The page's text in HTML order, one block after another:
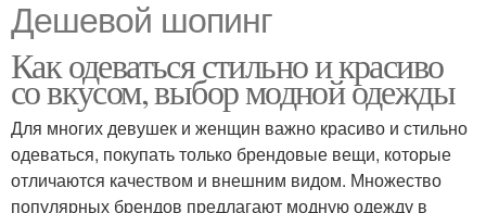
Дешевой шопинг
Как одеваться стильно и красиво
со вкусом, выбор модной одежды
Для многих девушек и женщин важно красиво и стильно
одеваться, покупать только брендовые вещи, которые
отличаются качеством и внешним видом. Множество
популярных брендов предлагают модную одежду в